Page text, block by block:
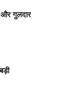
और गुलदार